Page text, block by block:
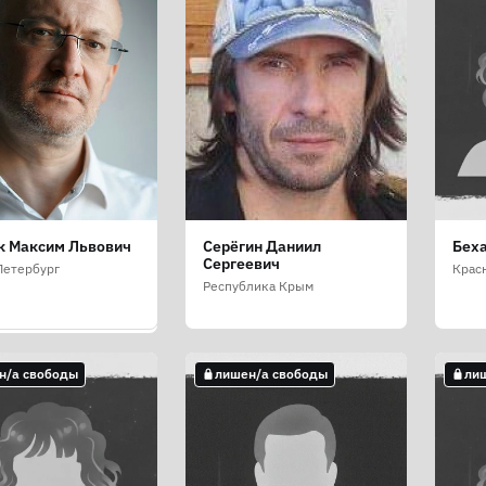
Максим
Максим Львович
Серёгин Даниил
Сергеевич
Республика Крым
а свободы
а свободы лишен/а свободы